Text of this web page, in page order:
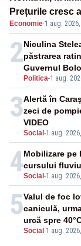
Prețurile cresc
Economie·1 aug.
2
Politica-1 aug.
Niculina
păstrarea
Guvernul
3
Social -1 aug.
Alertă în
zeci de
VIDEO
4Social -1 aug.
Mobilizare pe
cursului
5
Social -1 aug.
Valul de foc
caniculă,
urcă spre